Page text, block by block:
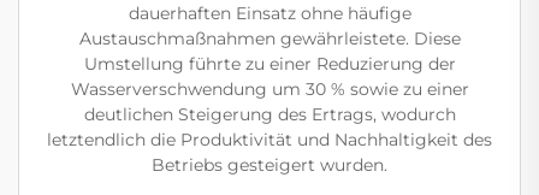
dauerhaften Einsatz ohne häufige
Austauschmaßnahmen gewährleistete. Diese
Umstellung führte zu einer Reduzierung der
Wasserverschwendung um 30 % sowie zu einer
deutlichen Steigerung des Ertrags, wodurch
letztendlich die Produktivität und Nachhaltigkeit des
Betriebs gesteigert wurden.